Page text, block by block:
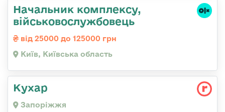
Начальник комплексу,
військовослужбовець
від 25000 до 125000 грн
Київ, Київська область
Кухар
Запоріжжя